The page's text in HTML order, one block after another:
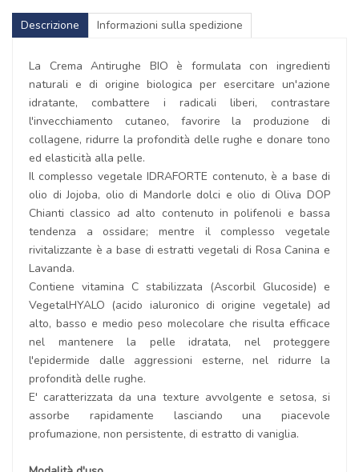
Descrizione Informazioni sulla spedizione
La Crema Antirughe BIO è formulata con ingredienti
naturali e di origine biologica per esercitare un'azione
idratante, combattere i radicali liberi, contrastare
l'invecchiamento cutaneo, favorire la produzione di
collagene, ridurre la profondità delle rughe e donare tono
ed elasticità alla pelle.
Il complesso vegetale IDRAFORTE contenuto, è a base di
olio di Jojoba, olio di Mandorle dolci e olio di Oliva DOP
Chianti classico ad alto contenuto in polifenoli e bassa
tendenza a ossidare; mentre il complesso vegetale
rivitalizzante è a base di estratti vegetali di Rosa Canina e
Lavanda.
Contiene vitamina C stabilizzata (Ascorbil Glucoside) e
VegetalHYALO (acido ialuronico di origine vegetale) ad
alto, basso e medio peso molecolare che risulta efficace
nel mantenere la pelle idratata, nel proteggere
l'epidermide dalle aggressioni esterne, nel ridurre la
profondità delle rughe.
E' caratterizzata da una texture avvolgente e setosa, si
assorbe rapidamente lasciando una piacevole
profumazione, non persistente, di estratto di vaniglia.